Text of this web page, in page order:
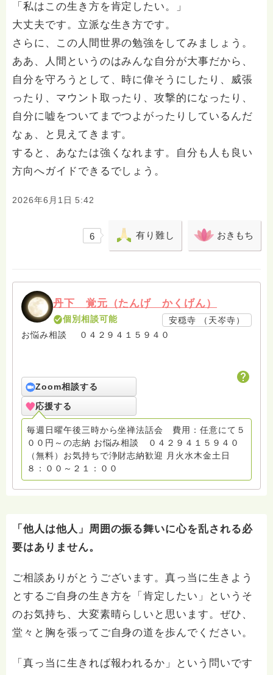
「私はこの生き方を肯定したい。」
大丈夫です。立派な生き方です。
さらに、この人間世界の勉強をしてみましょう。
ああ、人間というのはみんな自分が大事だから、
自分を守ろうとして、時に偉そうにしたり、威張
ったり、マウント取ったり、攻撃的になったり、
自分に嘘をついてまでつよがったりしているんだ
なぁ、と見えてきます。
すると、あなたは強くなれます。自分も人も良い
方向へガイドできるでしょう。
2026年6月1日 5:42
6 有り難し おきもち
丹下 覚元（たんげ かくげん）
個別相談可能
安穏寺 （天岑寺）
お悩み相談 ０４２９４１５９４０
Zoom相談する
応援する
毎週日曜午後三時から坐禅法話会 費用：任意にて５
００円～の志納 お悩み相談 ０４２９４１５９４０
（無料）お気持ちで浄財志納歓迎 月火水木金土日
８：００～２１：００
「他人は他人」周囲の振る舞いに心を乱される必
要はありません。
ご相談ありがとうございます。真っ当に生きよう
とするご自身の生き方を「肯定したい」というそ
のお気持ち、大変素晴らしいと思います。ぜひ、
堂々と胸を張ってご自身の道を歩んでください。
「真っ当に生きれば報われるか」という問いです